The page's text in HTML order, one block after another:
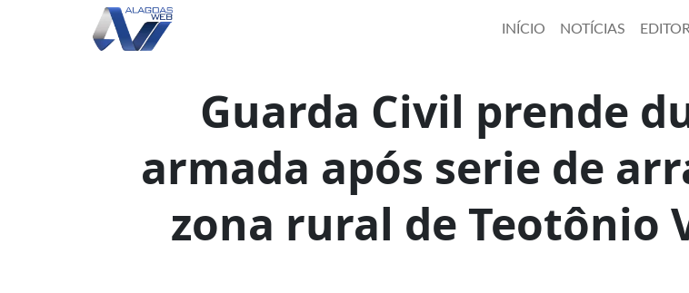
INÍCIO NOTÍCIAS
Guarda Civil prende
armada após serie de
zona rural de Teotônio